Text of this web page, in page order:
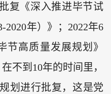
复《深入推进毕节试
2020年）》；2022年6
节高质量发展规划》
不到10年的时间里，
划进行批复，这是党